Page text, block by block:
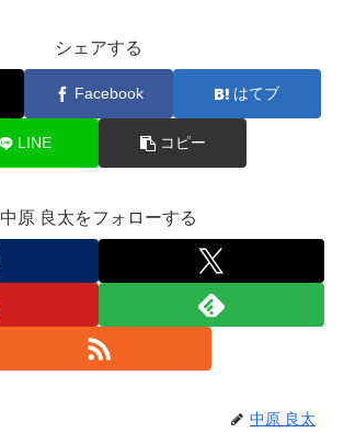
シェアする
Facebook はてブ
LINE コピー
中原 良太をフォローする
中原 良太